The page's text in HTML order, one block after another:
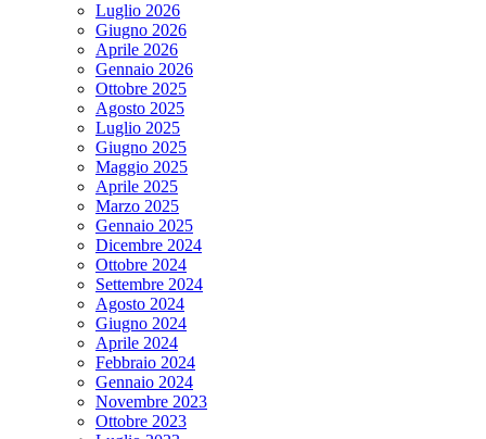
Luglio 2026
Giugno 2026
Aprile 2026
Gennaio 2026
Ottobre 2025
Agosto 2025
Luglio 2025
Giugno 2025
Maggio 2025
Aprile 2025
Marzo 2025
Gennaio 2025
Dicembre 2024
Ottobre 2024
Settembre 2024
Agosto 2024
Giugno 2024
Aprile 2024
Febbraio 2024
Gennaio 2024
Novembre 2023
Ottobre 2023